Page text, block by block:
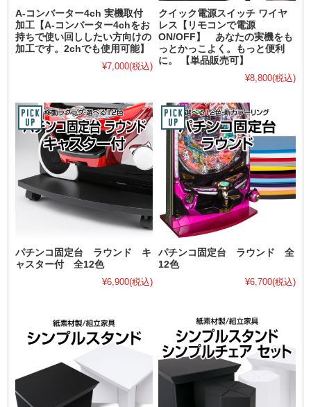
A-コンバーター4ch 実機取付
加工【A-コンバーター4chをお
持ちで使い回ししたい方向けの
加工です。2chでも使用可能】
¥7,000(税込)
クイック電源スイッチ ワイヤ
レス【リモコンで電源
ON/OFF】 あなたの実機をも
っとかっこよく。もっと便利
に。 【単品販売可】
¥8,800(税込)
パチンコ固定台 ラウンド キ
ャスター付 全12色
¥6,900(税込)
パチンコ固定台 ラウンド 全
12色
¥6,700(税込)